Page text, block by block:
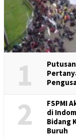
1
2
FSPMI
di
Bidang
Buruh